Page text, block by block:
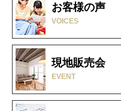
お客様の声
VOICES
現地販売会
EVENT